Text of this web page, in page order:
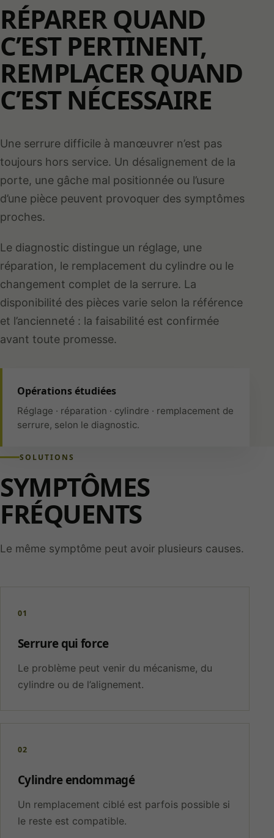
RÉPARER QUAND
C’EST PERTINENT,
REMPLACER QUAND
C’EST NÉCESSAIRE
Une serrure difficile à manœuvrer n’est pas
toujours hors service. Un désalignement de la
porte, une gâche mal positionnée ou l’usure
d’une pièce peuvent provoquer des symptômes
proches.
Le diagnostic distingue un réglage, une
réparation, le remplacement du cylindre ou le
changement complet de la serrure. La
disponibilité des pièces varie selon la référence
et l’ancienneté : la faisabilité est confirmée
avant toute promesse.
Opérations étudiées
Réglage · réparation · cylindre · remplacement de
serrure, selon le diagnostic.
SOLUTIONS
SYMPTÔMES
FRÉQUENTS
Le même symptôme peut avoir plusieurs causes.
01
Serrure qui force
Le problème peut venir du mécanisme, du
cylindre ou de l’alignement.
02
Cylindre endommagé
Un remplacement ciblé est parfois possible si
le reste est compatible.